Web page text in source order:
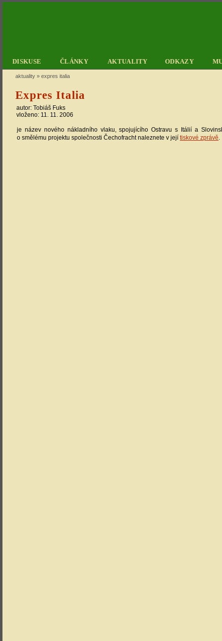
DISKUSE ČLÁNKY AKTUALITY ODKAZY
aktuality » expres italia
Expres Italia
autor: Tobiáš Fuks
vloženo: 11. 11. 2006
je název nového nákladního vlaku, spojujícího Ostravu s Itálií a
o smělému projektu společnosti Čechofracht naleznete v její tiskové zprávě.